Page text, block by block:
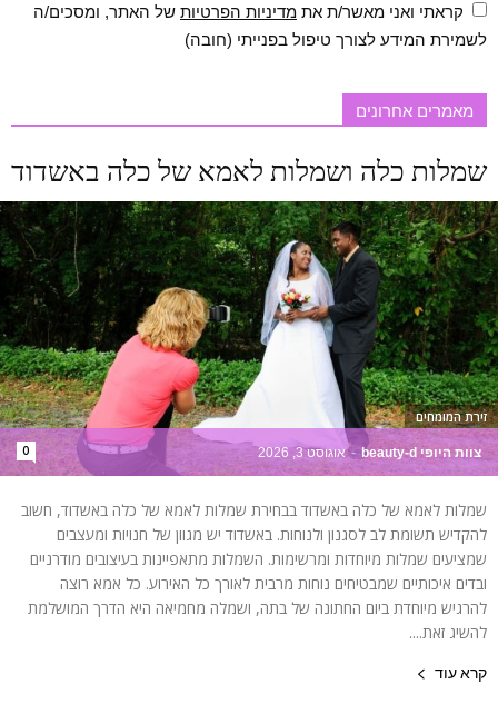
קראתי ואני מאשר/ת את מדיניות הפרטיות של האתר, ומסכים/ה
לשמירת המידע לצורך טיפול בפנייתי (חובה)
מאמרים אחרונים
שמלות כלה ושמלות לאמא של כלה באשדוד
צוות היופי beauty-d - אוגוסט 3, 2026 0
זירת המומחים
שמלות לאמא של כלה באשדוד בבחירת שמלות לאמא של כלה באשדוד, חשוב
להקדיש תשומת לב לסגנון ולנוחות. באשדוד יש מגוון של חנויות ומעצבים
שמציעים שמלות מיוחדות ומרשימות. השמלות מתאפיינות בעיצובים מודרניים
ובדים איכותיים שמבטיחים נוחות מרבית לאורך כל האירוע. כל אמא רוצה
להרגיש מיוחדת ביום החתונה של בתה, ושמלה מחמיאה היא הדרך המושלמת
להשיג זאת....
קרא עוד